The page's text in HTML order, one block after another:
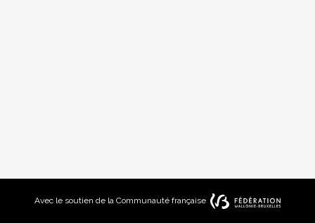
Avec le sou­tien de la Com­mu­nau­té fran­çaise